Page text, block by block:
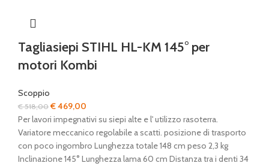
Tagliasiepi STIHL HL-KM 145° per
motori Kombi
Scoppio
€518,00Il
prezzo
originale
era:
€ 518,00.
€469,00
prezzo
attuale
è:
€ 469,00.
Per lavori impegnativi su siepi alte e l' utilizzo rasoterra.
Variatore meccanico regolabile a scatti. posizione di trasporto
con poco ingombro Lunghezza totale 148 cm peso 2,3 kg
Inclinazione 145° Lunghezza lama 60 cm Distanza tra i denti 34